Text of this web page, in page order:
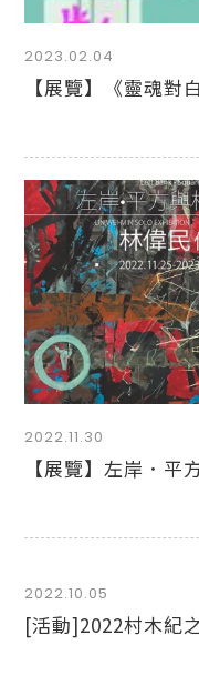
2023.02.04
2022.11.30
【展覽】左岸．平
2022.10.05
[活動]2022村木紀